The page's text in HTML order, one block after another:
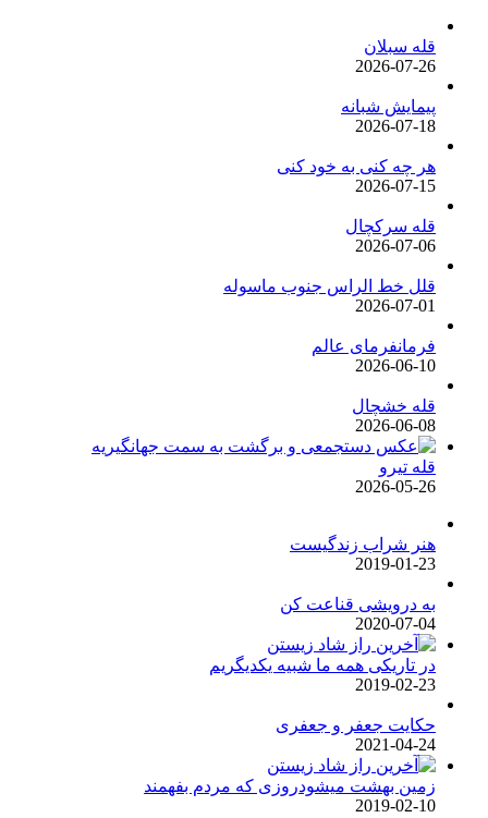
قله سبلان
2026-07-26
پیمایش شبانه
2026-07-18
هر چه کنی به خود کنی
2026-07-15
قله سرکچال
2026-07-06
قلل خط الراس جنوب ماسوله
2026-07-01
فرمانفرمای عالم
2026-06-10
قله خشچال
2026-06-08
قله تیرو
2026-05-26
هنر شراب زندگیست
2019-01-23
به درویشی قناعت کن
2020-07-04
در تاریکی همه ما شبیه یکدیگریم
2019-02-23
حکایت جعفر و جعفری
2021-04-24
زمین بهشت میشودروزی که مردم بفهمند
2019-02-10